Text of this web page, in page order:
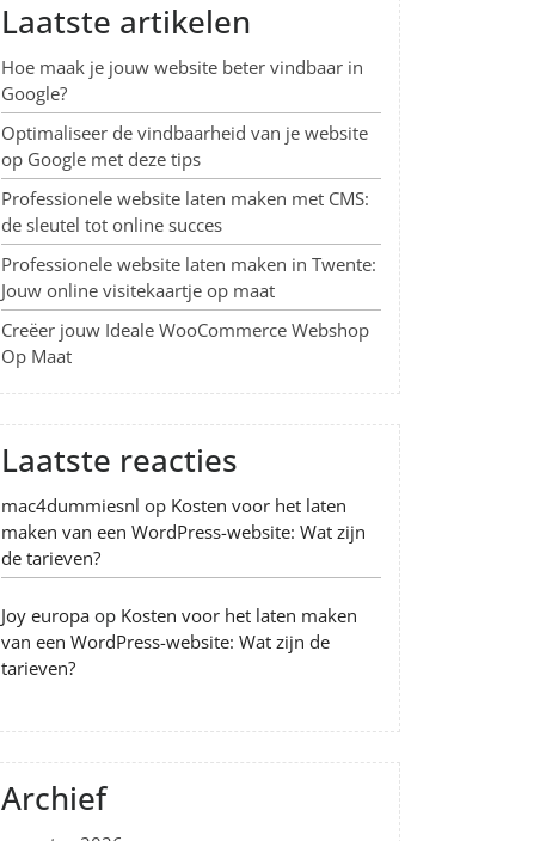
Laatste artikelen
Hoe maak je jouw website beter vindbaar in
Google?
Optimaliseer de vindbaarheid van je website
op Google met deze tips
Professionele website laten maken met CMS:
de sleutel tot online succes
Professionele website laten maken in Twente:
Jouw online visitekaartje op maat
Creëer jouw Ideale WooCommerce Webshop
Op Maat
Laatste reacties
mac4dummiesnl op Kosten voor het laten
maken van een WordPress-website: Wat zijn
de tarieven?
Joy europa op Kosten voor het laten maken
van een WordPress-website: Wat zijn de
tarieven?
Archief